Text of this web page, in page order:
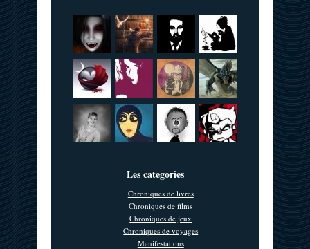
Les categories
Chroniques de livres
Chroniques de films
Chroniques de jeux
Chroniques de voyages
Manifestations